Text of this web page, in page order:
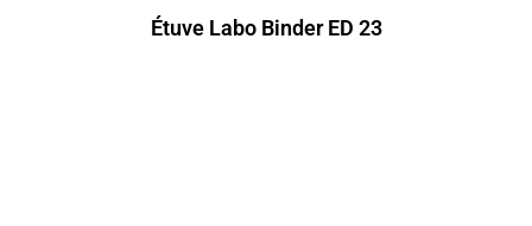
Étuve Labo Binder ED 23